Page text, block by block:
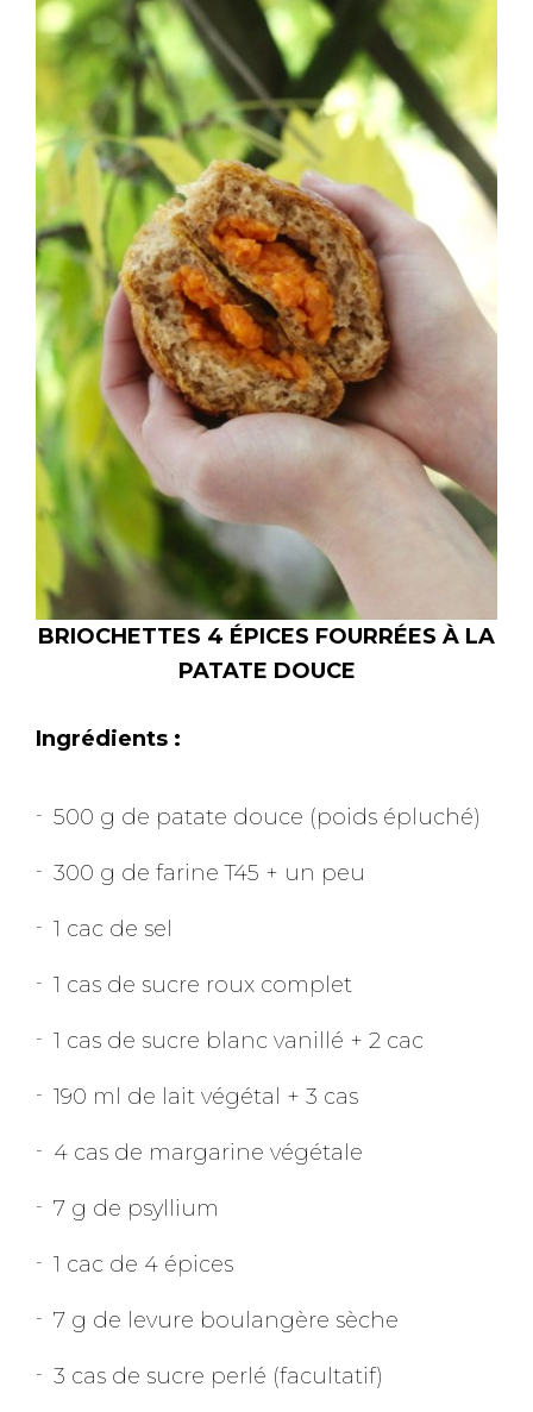
BRIOCHETTES 4 ÉPICES FOURRÉES À LA
PATATE DOUCE
Ingrédients :
500 g de patate douce (poids épluché)
300 g de farine T45 + un peu
1 cac de sel
1 cas de sucre roux complet
1 cas de sucre blanc vanillé + 2 cac
190 ml de lait végétal + 3 cas
4 cas de margarine végétale
7 g de psyllium
1 cac de 4 épices
7 g de levure boulangère sèche
3 cas de sucre perlé (facultatif)